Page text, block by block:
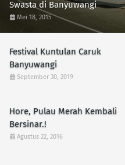
Swasta di Banyuwangi
Mei 18, 2015
Festival Kuntulan Caruk
Banyuwangi
September 30, 2019
Hore, Pulau Merah Kembali
Bersinar.!
Agustus 22, 2016